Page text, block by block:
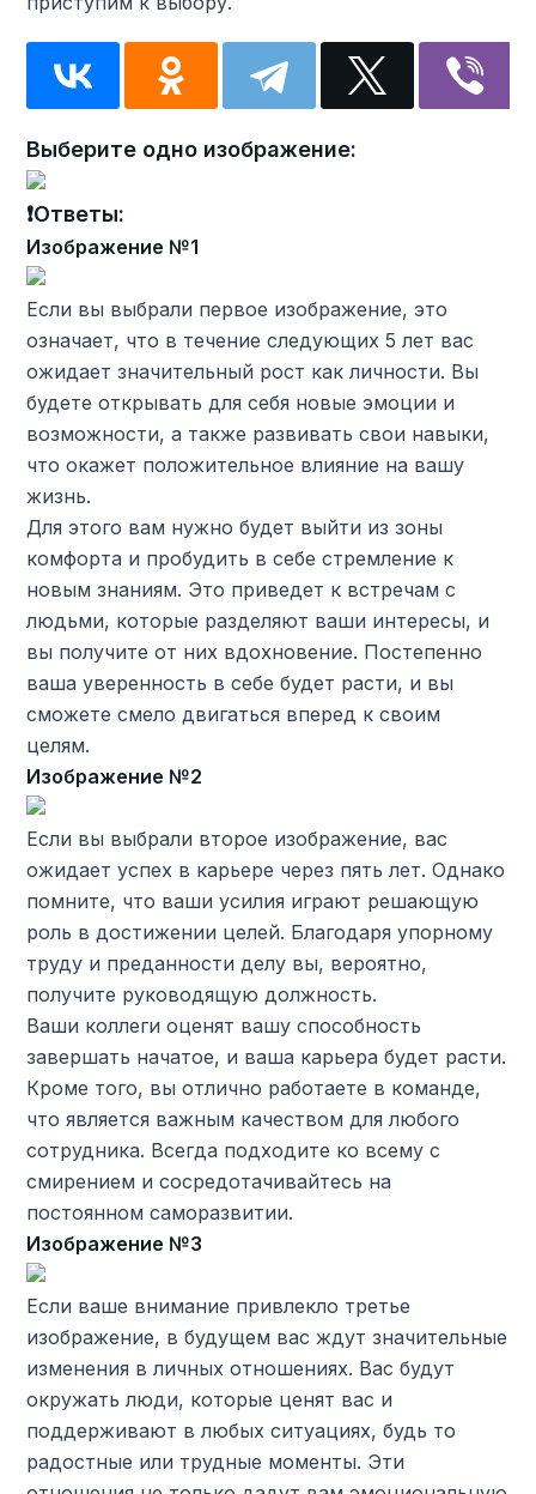
Выберите одно изображение:
❗Ответы:
Изображение №1
Если вы выбрали первое изображение, это
означает, что в течение следующих 5 лет вас
ожидает значительный рост как личности. Вы
будете открывать для себя новые эмоции и
возможности, а также развивать свои навыки,
что окажет положительное влияние на вашу
жизнь.
Для этого вам нужно будет выйти из зоны
комфорта и пробудить в себе стремление к
новым знаниям. Это приведет к встречам с
людьми, которые разделяют ваши интересы, и
вы получите от них вдохновение. Постепенно
ваша уверенность в себе будет расти, и вы
сможете смело двигаться вперед к своим
целям.
Изображение №2
Если вы выбрали второе изображение, вас
ожидает успех в карьере через пять лет. Однако
помните, что ваши усилия играют решающую
роль в достижении целей. Благодаря упорному
труду и преданности делу вы, вероятно,
получите руководящую должность.
Ваши коллеги оценят вашу способность
завершать начатое, и ваша карьера будет расти.
Кроме того, вы отлично работаете в команде,
что является важным качеством для любого
сотрудника. Всегда подходите ко всему с
смирением и сосредотачивайтесь на
постоянном саморазвитии.
Изображение №3
Если ваше внимание привлекло третье
изображение, в будущем вас ждут значительные
изменения в личных отношениях. Вас будут
окружать люди, которые ценят вас и
поддерживают в любых ситуациях, будь то
радостные или трудные моменты. Эти